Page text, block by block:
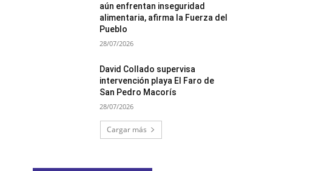
aún enfrentan inseguridad
alimentaria, afirma la Fuerza del
Pueblo
28/07/2026
David Collado supervisa
intervención playa El Faro de
San Pedro Macorís
28/07/2026
Cargar más